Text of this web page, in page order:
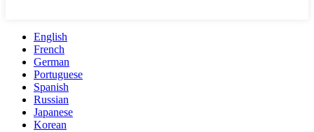
English
French
German
Portuguese
Spanish
Russian
Japanese
Korean